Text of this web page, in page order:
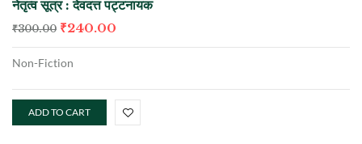
नेतृत्व सूत्र : देवदत्त पट्टनायक
₹300.00 ₹240.00
Non-Fiction
ADD TO CART